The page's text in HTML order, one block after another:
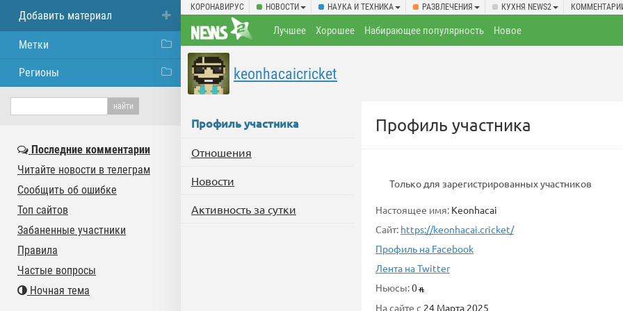
КОРОНАВИРУС НОВОСТИ НАУКА И ТЕХНИКА РАЗВЛЕЧЕНИЯ КУХНЯ NEWS2
Лучшее Хорошее Набирающее популярность Новое
keonhacaicricket
Профиль участника
Отношения
Новости
Активность за сутки
Профиль участника
Только для зарегистрированных участников
Настоящее имя: Keonhacai
Сайт: https://keonhacai.cricket/
Профиль на Facebook
Лента на Twitter
Ньюсы:0
На сайте с 24 Марта 2025
Добавить материал
Метки
Регионы
Последние комментарии
Читайте новости в телеграм
Сообщить об ошибке
Топ сайтов
Забаненные участники
Правила
Частые вопросы
Ночная тема